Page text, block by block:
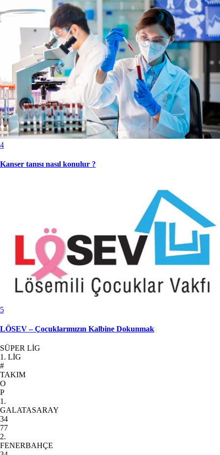
4
Kanser tanısı nasıl konulur ?
5
LÖSEV – Çocuklarımızın Kalbine Dokunmak
SÜPER LİG
1. LİG
#
TAKIM
O
P
1.
GALATASARAY
34
77
2.
FENERBAHÇE